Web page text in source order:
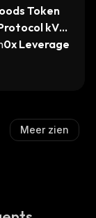
Token
kVC
0x Leverage
Meer zien